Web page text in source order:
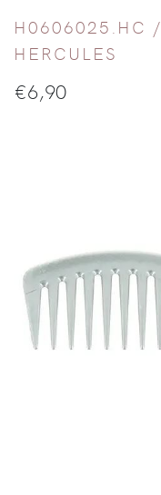
H0606025.HC /
HERCULES
€6,90